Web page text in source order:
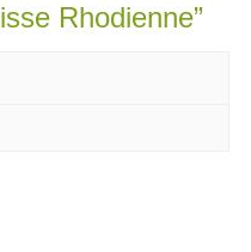
Rhodienne”